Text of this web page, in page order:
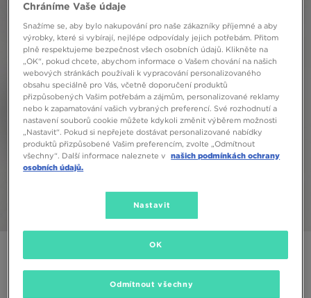
NIKE ŠORTKY SWIM NK SWIM SHRT ORG RUSH
Chráníme Vaše údaje
Snažíme se, aby bylo nakupování pro naše zákazníky příjemné a aby
výrobky, které si vybírají, nejlépe odpovídaly jejich potřebám. Přitom
plně respektujeme bezpečnost všech osobních údajů. Klikněte na
„OK“, pokud chcete, abychom informace o Vašem chování na našich
webových stránkách používali k vypracování personalizovaného
obsahu speciálně pro Vás, včetně doporučení produktů
přizpůsobených Vašim potřebám a zájmům, personalizované reklamy
nebo k zapamatování vašich vybraných preferencí. Své rozhodnutí a
nastavení souborů cookie můžete kdykoli změnit výběrem možnosti
„Nastavit“. Pokud si nepřejete dostávat personalizované nabídky
produktů přizpůsobené Vašim preferencím, zvolte „Odmítnout
všechny“. Další informace naleznete v našich podmínkách ochrany
osobních údajů.
Nastavit
Odmítnout všechny
OK